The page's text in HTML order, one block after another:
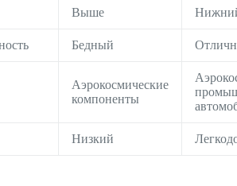
Выше
Бедный
Аэрокосмические
компоненты
Низкий